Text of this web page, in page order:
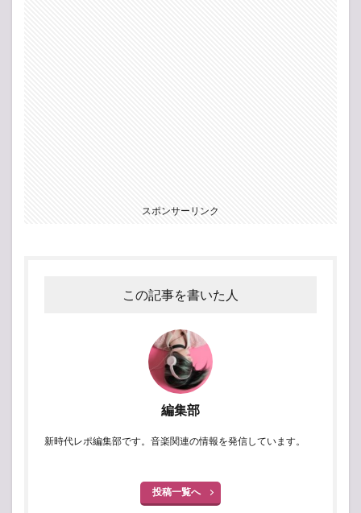
スポンサーリンク
この記事を書いた人
編集部
新時代レポ編集部です。音楽関連の情報を発信しています。
投稿一覧へ